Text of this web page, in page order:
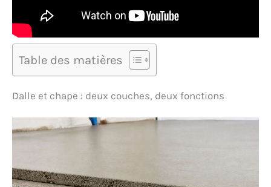
Table des matières
Dalle et chape : deux couches, deux fonctions